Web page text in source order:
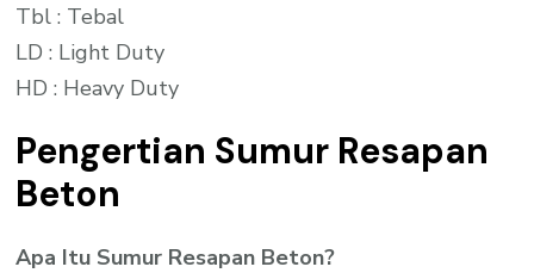
Tbl : Tebal
LD : Light Duty
HD : Heavy Duty
Pengertian Sumur Resapan
Beton
Apa Itu Sumur Resapan Beton?